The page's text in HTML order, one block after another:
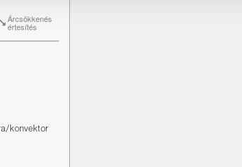
Árcsökkenés
értesítés
konvektor